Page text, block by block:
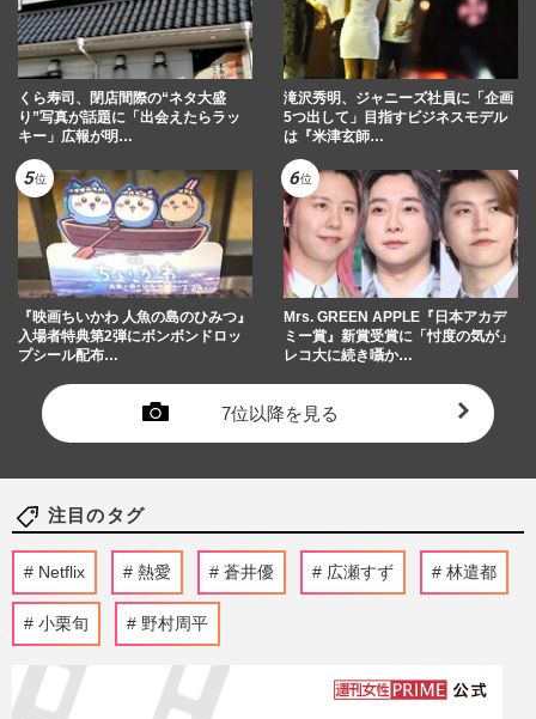
くら寿司、閉店間際の“ネタ大盛
り”写真が話題に「出会えたらラッ
キー」広報が明…
滝沢秀明、ジャニーズ社員に「企画
5つ出して」目指すビジネスモデル
は『米津玄師…
『映画ちいかわ 人魚の島のひみつ』
入場者特典第2弾にボンボンドロッ
プシール配布…
Mrs. GREEN APPLE『日本アカデ
ミー賞』新賞受賞に「忖度の気が」
レコ大に続き囁か…
7位以降を見る
注目のタグ
Netflix 熱愛 蒼井優 広瀬すず 林遣都
小栗旬 野村周平